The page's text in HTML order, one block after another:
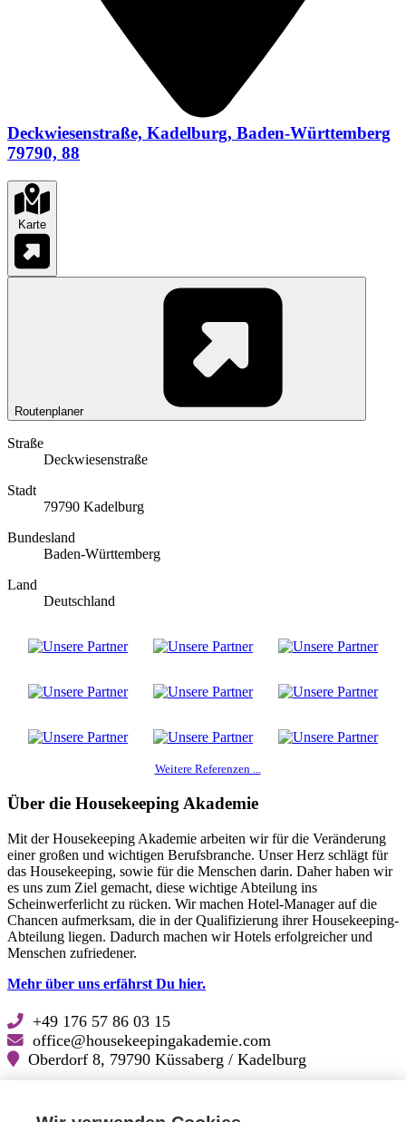
Deckwiesenstraße, Kadelburg, Baden-Württemberg
79790, 88
Karte
Routenplaner
Straße
Deckwiesenstraße
Stadt
79790 Kadelburg
Bundesland
Baden-Württemberg
Land
Deutschland
Weitere Referenzen ...
Über die Housekeeping Akademie
Mit der Housekeeping Akademie arbeiten wir für die Veränderung
einer großen und wichtigen Berufsbranche. Unser Herz schlägt für
das Housekeeping, sowie für die Menschen darin. Daher haben wir
es uns zum Ziel gemacht, diese wichtige Abteilung ins
Scheinwerferlicht zu rücken. Wir machen Hotel-Manager auf die
Chancen aufmerksam, die in der Qualifizierung ihrer Housekeeping-
Abteilung liegen. Dadurch machen wir Hotels erfolgreicher und
Menschen zufriedener.
Mehr über uns erfährst Du hier.
+49 176 57 86 03 15
office@housekeepingakademie.com
Oberdorf 8, 79790 Küssaberg / Kadelburg
Lösungskatalog für Hoteliers (PDF zum Download)